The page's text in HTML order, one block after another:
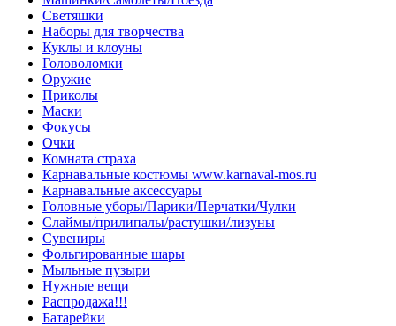
Светяшки
Наборы для творчества
Куклы и клоуны
Головоломки
Оружие
Приколы
Маски
Фокусы
Очки
Комната страха
Карнавальные костюмы www.karnaval-mos.ru
Карнавальные аксессуары
Головные уборы/Парики/Перчатки/Чулки
Слаймы/прилипалы/растушки/лизуны
Сувениры
Фольгированные шары
Мыльные пузыри
Нужные вещи
Распродажа!!!
Батарейки